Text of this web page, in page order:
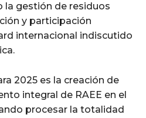
la gestión de residuos
y participación
internacional indiscutido
2025 es la creación de
integral de RAEE en el
procesar la totalidad